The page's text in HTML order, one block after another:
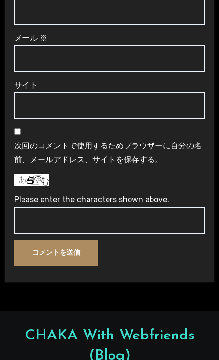
メール ※
サイト
次回のコメントで使用するためブラウザーに自分の名
前、メールアドレス、サイトを保存する。
Please enter the characters shown above.
CHAKA With Webfriends
(Blog)